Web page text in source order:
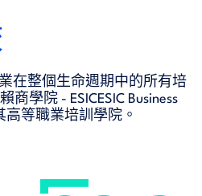
在整個生命週期中的所有培
商學院 - ESICESIC Business
高等職業培訓學院。